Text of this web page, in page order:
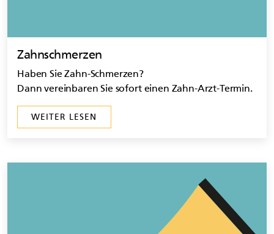
Zahnschmerzen
Haben Sie Zahn-Schmerzen?
Dann vereinbaren Sie sofort einen Zahn-Arzt-Termin.
WEITER LESEN